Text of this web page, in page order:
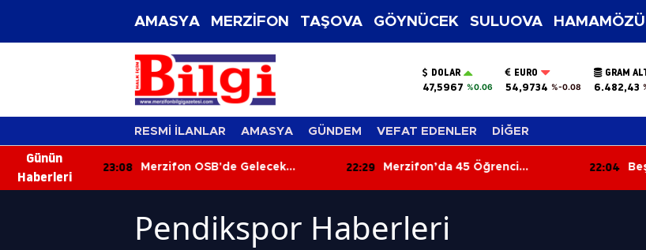
AMASYA MERZİFON TAŞOVA GÖYNÜCEK SULUOVA HAMAMÖZÜ
DOLAR
47,5967 %0.06
EURO
54,9734 %-0.08
GRAM
6.482,43
RESMİ İLANLAR AMASYA GÜNDEM VEFAT EDENLER DİĞER
Günün
Haberleri
23:08
Merzifon OSB'de Gelecek
22:29
Merzifon’da 45 Öğrenci
22:04
Pendikspor Haberleri